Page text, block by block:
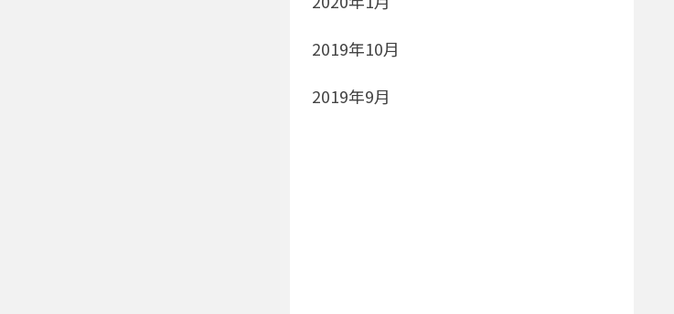
2019年10月
2019年9月